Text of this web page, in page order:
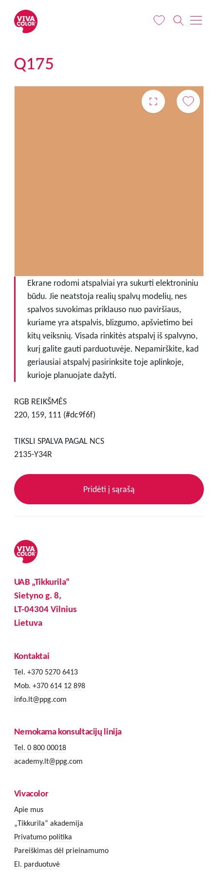
Q175
Ekrane rodomi atspalviai yra sukurti elektroniniu
būdu. Jie neatstoja realių spalvų modelių, nes
spalvos suvokimas priklauso nuo paviršiaus,
kuriame yra atspalvis, blizgumo, apšvietimo bei
kitų veiksnių. Visada rinkitės atspalvį iš spalvyno,
kurį galite gauti parduotuvėje. Nepamirškite, kad
geriausiai atspalvį pasirinksite toje aplinkoje,
kurioje planuojate dažyti.
RGB REIKŠMĖS
220, 159, 111 (#dc9f6f)
TIKSLI SPALVA PAGAL NCS
2135-Y34R
Pridėti į sąrašą
UAB „Tikkurila“
Sietyno g. 8,
LT-04304 Vilnius
Lietuva
Kontaktai
Tel. +370 5270 6413
Mob. +370 614 12 898
info.lt@ppg.com
Nemokama konsultacijų linija
Tel. 0 800 00018
academy.lt@ppg.com
Vivacolor
Apie mus
„Tikkurila“ akademija
Privatumo politika
Pareiškimas dėl prieinamumo
El. parduotuvė